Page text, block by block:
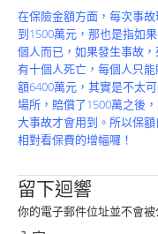
火災保額
估算系統
商品簡介
Product
在保險金額方面，每次事
到1500萬元，那也是指如
個人而已，如果發生事故
有十個人死亡，每個人只
額6400萬元，其實是不太
場所，賠償了1500萬之後
大事故才會用到。所以保
相對看保費的增幅囉！
留下迴響
你的電子郵件位址並不會被